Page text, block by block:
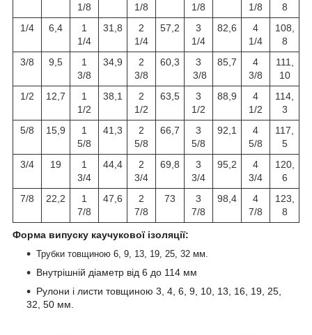
1/8 1/8 1/8 1/8
8
1/4
6,4
1
1/4
31,8
2
1/4
57,2
3
1/4
82,6
4
1/4
108,
8
3/8
9,5
1
3/8
34,9
2
3/8
60,3
3
3/8
85,7
4
3/8
111,
10
1/2
12,7
1
1/2
38,1
2
1/2
63,5
3
1/2
88,9
4
1/2
114,
3
5/8
15,9
1
5/8
41,3
2
5/8
66,7
3
5/8
92,1
4
5/8
117,
5
3/4
19
1
3/4
44,4
2
3/4
69,8
3
3/4
95,2
4
3/4
120,
6
7/8
22,2
1
7/8
47,6
2
7/8
73
3
7/8
98,4
4
7/8
123,
8
Форма випуску каучукової ізоляції:
Трубки товщиною 6, 9, 13, 19, 25, 32 мм.
Внутрішній діаметр від 6 до 114 мм
Рулони і листи товщиною 3, 4, 6, 9, 10, 13, 16, 19, 25,
32, 50 мм.